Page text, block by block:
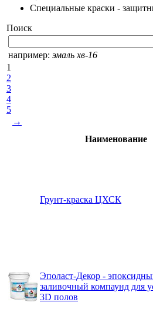
Специальные краски -
Поиск
например: эмаль хв-16
1
2
3
4
5
→
Наименование
Грунт-краска ЦХСК
Эполаст-Декор -
заливочный компаунд для
3D полов